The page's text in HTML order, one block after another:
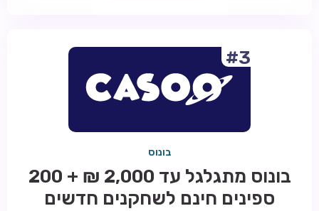
#3
בונוס
בונוס מתגלגל עד 2,000 ₪ + 200
ספינים חינם לשחקנים חדשים